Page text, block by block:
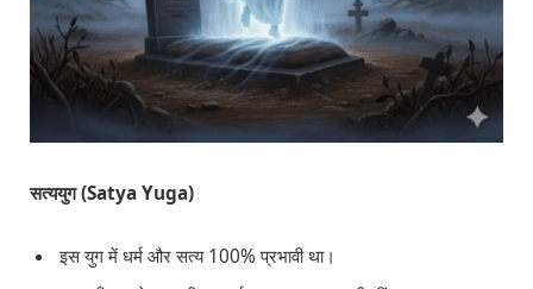
सत्ययुग (Satya Yuga)
इस युग में धर्म और सत्य 100% प्रभावी था।